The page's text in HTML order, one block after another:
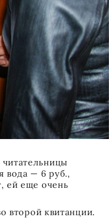
вода — 6 руб.,
ей еще очень
второй квитанции.